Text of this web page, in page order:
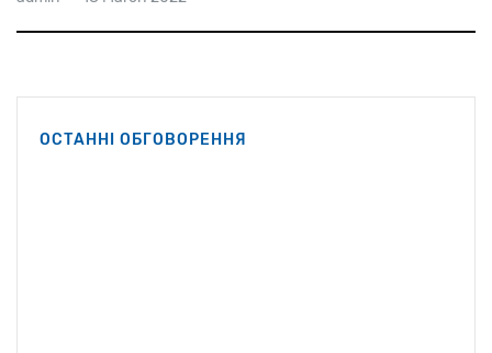
перетнути Альпи і потрапити у Швейцарію, можна
ОСТАННІ ОБГОВОРЕННЯ